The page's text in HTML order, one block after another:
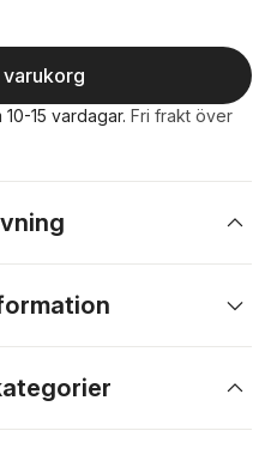
varukorg
10-15 vardagar. Fri frakt över